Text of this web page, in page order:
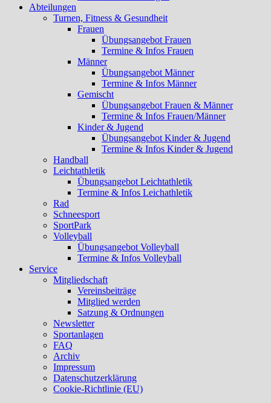
Abteilungen
Turnen, Fitness & Gesundheit
Frauen
Übungsangebot Frauen
Termine & Infos Frauen
Männer
Übungsangebot Männer
Termine & Infos Männer
Gemischt
Übungsangebot Frauen & Männer
Termine & Infos Frauen/Männer
Kinder & Jugend
Übungsangebot Kinder & Jugend
Termine & Infos Kinder & Jugend
Handball
Leichtathletik
Übungsangebot Leichtathletik
Termine & Infos Leichathletik
Rad
Schneesport
SportPark
Volleyball
Übungsangebot Volleyball
Termine & Infos Volleyball
Service
Mitgliedschaft
Vereinsbeiträge
Mitglied werden
Satzung & Ordnungen
Newsletter
Sportanlagen
FAQ
Archiv
Impressum
Datenschutzerklärung
Cookie-Richtlinie (EU)